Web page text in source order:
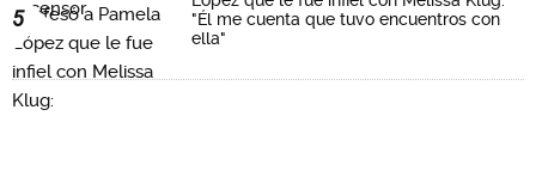
5
"Él me cuenta que tuvo encuentros con
ella"